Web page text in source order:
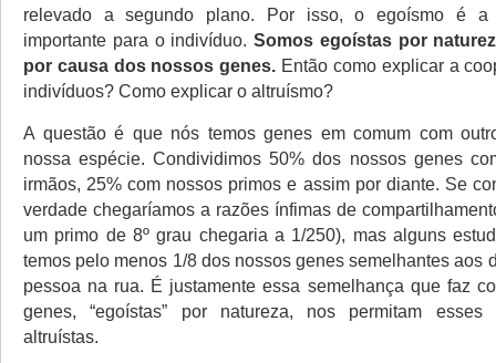
relevado a segundo plano. Por isso, o egoísmo é a
importante para o indivíduo.Somos egoístas por
por causa dos nossos genes. Então como explicar a
indivíduos? Como explicar o altruísmo?
A questão é que nós temos genes em comum com
nossa espécie. Condividimos 50% dos nossos genes
irmãos, 25% com nossos primos e assim por diante. Se
verdade chegaríamos a razões ínfimas de
um primo de 8º grau chegaria a 1/250), mas alguns
temos pelo menos 1/8 dos nossos genes semelhantes aos
pessoa na rua. É justamente essa semelhança que faz
genes, “egoístas” por natureza, nos permitam esses
altruístas.